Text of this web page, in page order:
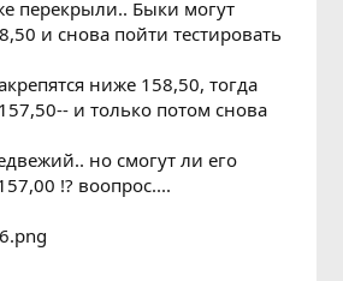
перекрыли.. Быки могут
и снова пойти тестировать
ниже 158,50, тогда
и только потом снова
но смогут ли его
!? воопрос....